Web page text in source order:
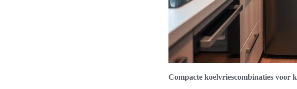
Compacte koelvriescombinaties voor